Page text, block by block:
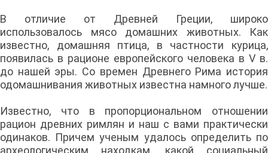
В отличие от Древней Греции, широко
использовалось мясо домашних животных. Как
известно, домашняя птица, в частности курица,
появилась в рационе европейского человека в V в.
до нашей эры. Со времен Древнего Рима история
одомашнивания животных известна намного лучше.
Известно, что в пропорциональном отношении
рацион древних римлян и наш с вами практически
одинаков. Причем ученым удалось определить по
археологическим находкам, какой социальный